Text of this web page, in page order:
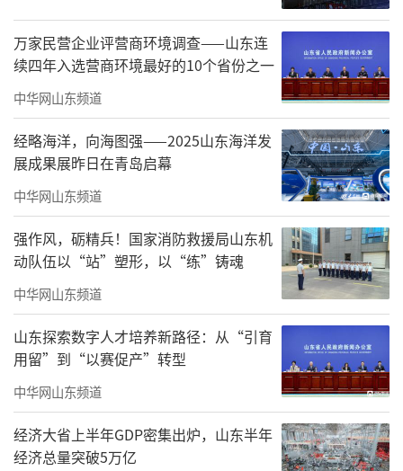
最快的不是冲刺，而是坚持；最美的不是
山海赛道，是山海间坚持奔跑的身影。
无论是小朋友，还是老年人；不管是一个
万家民营企业评营商环境调查——山东连
续四年入选营商环境最好的10个省份之一
中华网山东频道
经略海洋，向海图强——2025山东海洋发
展成果展昨日在青岛启幕
中华网山东频道
强作风，砺精兵！国家消防救援局山东机
动队伍以“站”塑形，以“练”铸魂
中华网山东频道
山东探索数字人才培养新路径：从“引育
用留”到“以赛促产”转型
中华网山东频道
经济大省上半年GDP密集出炉，山东半年
经济总量突破5万亿